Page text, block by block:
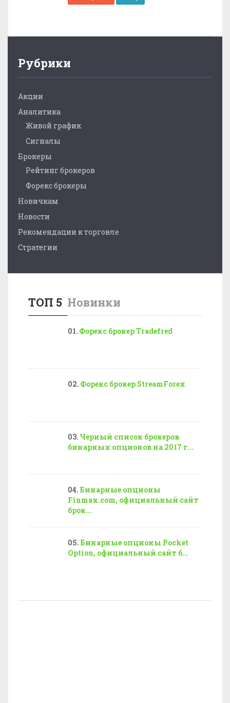
Рубрики
Акции
Аналитика
Живой график
Сигналы
Брокеры
Рейтинг брокеров
Форекс брокеры
Новичкам
Новости
Рекомендации к торговле
Стратегии
ТОП 5 Новинки
Форекс брокер Tradefred
Форекс брокер StreamForex
Черный список брокеров
бинарных опционов на 2017 г...
Бинарные опционы
Finmax.com, официальный сайт
брок...
Бинарные опционы Pocket
Option, официальный сайт б...